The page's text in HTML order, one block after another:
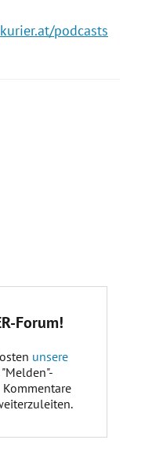
kurier.at/podcasts